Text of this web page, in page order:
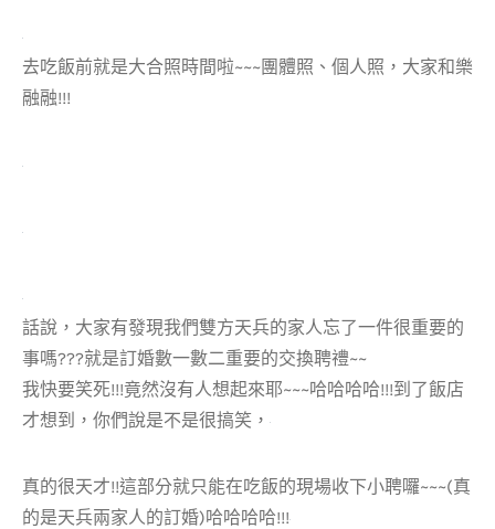
去吃飯前就是大合照時間啦~~~團體照、個人照，大家和樂
融融!!!
話說，大家有發現我們雙方天兵的家人忘了一件很重要的
事嗎???就是訂婚數一數二重要的交換聘禮~~
我快要笑死!!!竟然沒有人想起來耶~~~哈哈哈哈!!!到了飯店
才想到，你們說是不是很搞笑，
真的很天才!!這部分就只能在吃飯的現場收下小聘囉~~~(真
的是天兵兩家人的訂婚)哈哈哈哈!!!